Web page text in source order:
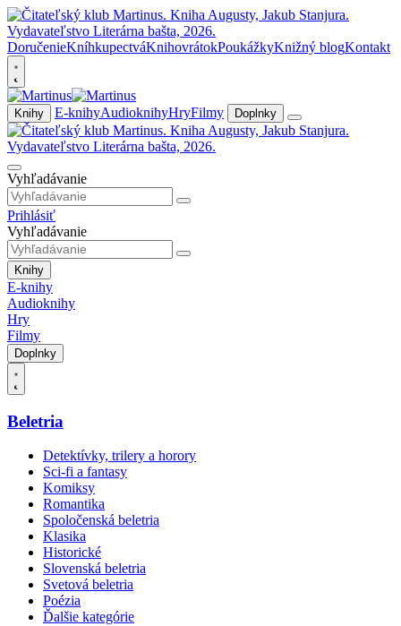
DoručenieKníhkupectváKnihovrátokPoukážkyKnižný blogKontakt
Knihy E-knihyAudioknihyHryFilmy Doplnky
Vyhľadávanie
Prihlásiť
Vyhľadávanie
Knihy
E-knihy
Audioknihy
Hry
Filmy
Doplnky
Beletria
Detektívky, trilery a horory
Sci-fi a fantasy
Komiksy
Romantika
Spoločenská beletria
Klasika
Historické
Slovenská beletria
Svetová beletria
Poézia
Ďalšie kategórie